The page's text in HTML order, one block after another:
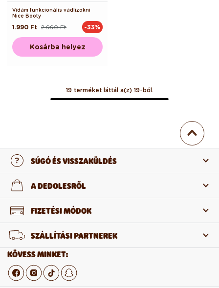
Vidám funkcionális vádlizokni
Nice Booty
Normál
2.990 Ft
Akciós
1.990 Ft -33%
Kosárba helyez
19 terméket láttál a(z) 19-ból.
SÚGÓ ÉS VISSZAKÜLDÉS
Lépj velünk kapcsolatba
Visszaküldés és reklamáció
Elállás a szerződéstől
A DEDOLESRŐL
Rólunk
Nagykereskedelem
FIZETÉSI MÓDOK
SZÁLLÍTÁSI PARTNEREK
KÖVESS MINKET: